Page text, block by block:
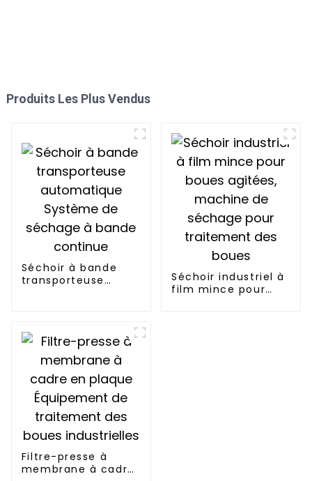
Produits Les Plus Vendus
Séchoir à bande
transporteuse
continue
Séchoir industriel à
film mince pour
Filtre-presse à
membrane à cadre